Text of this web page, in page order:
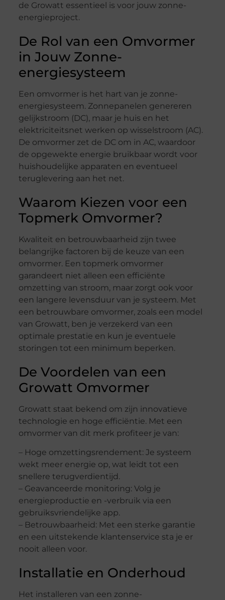
de Growatt essentieel is voor jouw zonne-
energieproject.
De Rol van een Omvormer
in Jouw Zonne-
energiesysteem
Een omvormer is het hart van je zonne-
energiesysteem. Zonnepanelen genereren
gelijkstroom (DC), maar je huis en het
elektriciteitsnet werken op wisselstroom (AC).
De omvormer zet de DC om in AC, waardoor
de opgewekte energie bruikbaar wordt voor
huishoudelijke apparaten en eventueel
teruglevering aan het net.
Waarom Kiezen voor een
Topmerk Omvormer?
Kwaliteit en betrouwbaarheid zijn twee
belangrijke factoren bij de keuze van een
omvormer. Een topmerk omvormer
garandeert niet alleen een efficiënte
omzetting van stroom, maar zorgt ook voor
een langere levensduur van je systeem. Met
een betrouwbare omvormer, zoals een model
van Growatt, ben je verzekerd van een
optimale prestatie en kun je eventuele
storingen tot een minimum beperken.
De Voordelen van een
Growatt Omvormer
Growatt staat bekend om zijn innovatieve
technologie en hoge efficiëntie. Met een
omvormer van dit merk profiteer je van:
– Hoge omzettingsrendement: Je systeem
wekt meer energie op, wat leidt tot een
snellere terugverdientijd.
– Geavanceerde monitoring: Volg je
energieproductie en -verbruik via een
gebruiksvriendelijke app.
– Betrouwbaarheid: Met een sterke garantie
en een uitstekende klantenservice sta je er
nooit alleen voor.
Installatie en Onderhoud
Het installeren van een zonne-